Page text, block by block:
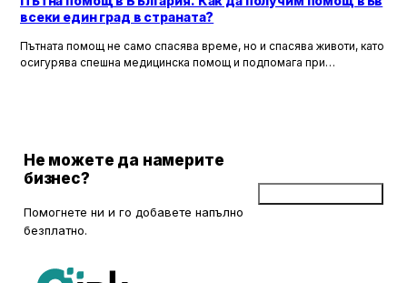
всеки един град в страната?
Пътната помощ не само спасява време, но и спасява животи, като
осигурява спешна медицинска помощ и подпомага при
Не можете да намерите
бизнес?
Помогнете ни и го добавете напълно
безплатно.